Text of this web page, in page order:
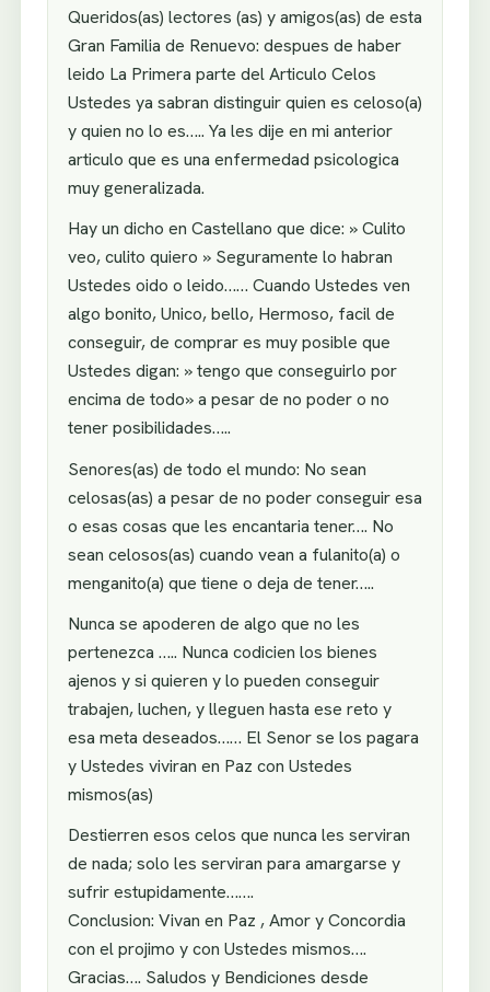
Queridos(as) lectores (as) y amigos(as) de esta
Gran Familia de Renuevo: despues de haber
leido La Primera parte del Articulo Celos
Ustedes ya sabran distinguir quien es celoso(a)
y quien no lo es….. Ya les dije en mi anterior
articulo que es una enfermedad psicologica
muy generalizada.
Hay un dicho en Castellano que dice: » Culito
veo, culito quiero » Seguramente lo habran
Ustedes oido o leido…… Cuando Ustedes ven
algo bonito, Unico, bello, Hermoso, facil de
conseguir, de comprar es muy posible que
Ustedes digan: » tengo que conseguirlo por
encima de todo» a pesar de no poder o no
tener posibilidades…..
Senores(as) de todo el mundo: No sean
celosas(as) a pesar de no poder conseguir esa
o esas cosas que les encantaria tener…. No
sean celosos(as) cuando vean a fulanito(a) o
menganito(a) que tiene o deja de tener…..
Nunca se apoderen de algo que no les
pertenezca ….. Nunca codicien los bienes
ajenos y si quieren y lo pueden conseguir
trabajen, luchen, y lleguen hasta ese reto y
esa meta deseados…… El Senor se los pagara
y Ustedes viviran en Paz con Ustedes
mismos(as)
Destierren esos celos que nunca les serviran
de nada; solo les serviran para amargarse y
sufrir estupidamente…….
Conclusion: Vivan en Paz , Amor y Concordia
con el projimo y con Ustedes mismos….
Gracias…. Saludos y Bendiciones desde